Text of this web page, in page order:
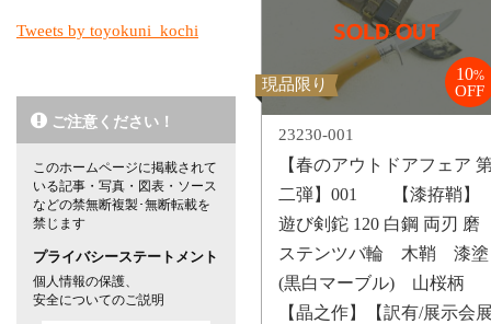
現品限り
10%
OFF
23230-001
【春のアウトドアフェア
二弾】001 【漆拵鞘】
遊び剣鉈 120 白鋼 両刃 磨
ステンツバ輪 木鞘 漆塗
(黒白マーブル) 山桜柄
【晶之作】【訳有/展示会
Tweets by toyokuni_kochi
ご注意ください！
このホームページに掲載されて
いる記事・写真・図表・ソース
などの禁無断複製･無断転載を
禁じます
プライバシーステートメント
個人情報の保護、
安全についてのご説明